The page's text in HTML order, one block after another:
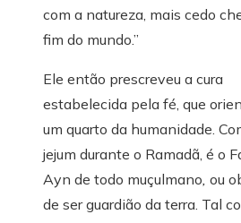
com a natureza, mais cedo
fim do mundo.”
Ele então prescreveu a cura
estabelecida pela fé, que
um quarto da humanidade.
jejum durante o Ramadã, é o
Ayn de todo muçulmano, ou
de ser guardião da terra. Tal